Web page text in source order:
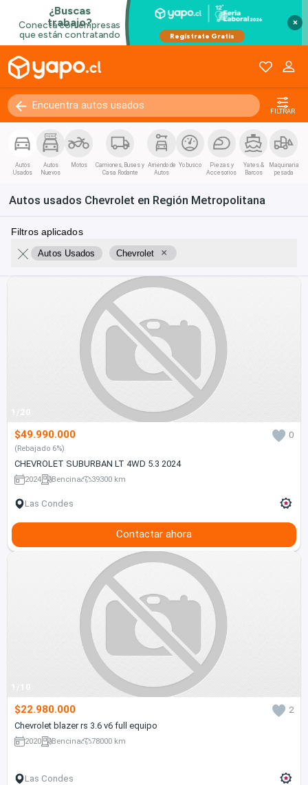
×
FILTRAR
Autos
Usados
Autos
Nuevos
Motos
Camiones, Buses y
Casa Rodante
Arriendo de
Autos
Yo busco
Piezas y
Accesorios
Yates &
Barcos
Maquinaria
pesada
Autos usados Chevrolet en Región Metropolitana
Filtros aplicados
Autos Usados Chevrolet ×
1/20
$49.990.000 0
(Rebajado 6%)
CHEVROLET SUBURBAN LT 4WD 5.3 2024
2024 Bencina 39300 km
Las Condes
Contactar ahora
1/10
$22.980.000
2
Chevrolet blazer rs 3.6 v6 full equipo
2020 Bencina 78000 km
Las Condes